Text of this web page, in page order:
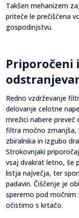
Takšen mehanizem
priteče le prečiščena
gospodinjstvu.
Priporočeni
Redno vzdrževanje
delovanje celotne
mrežici nabere preveč
filtra močno zmanjša,
zbiralnika in izgubo
Strokovnjaki
vsaj dvakrat letno, še
listja največja, ter
padavin. Čiščenje je
speremo pod
očistimo s krtačo.